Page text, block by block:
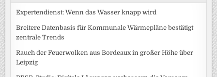
Expertendienst: Wenn das Wasser knapp wird
Breitere Datenbasis für Kommunale Wärmepläne bestätigt
zentrale Trends
Rauch der Feuerwolken aus Bordeaux in großer Höhe über
Leipzig